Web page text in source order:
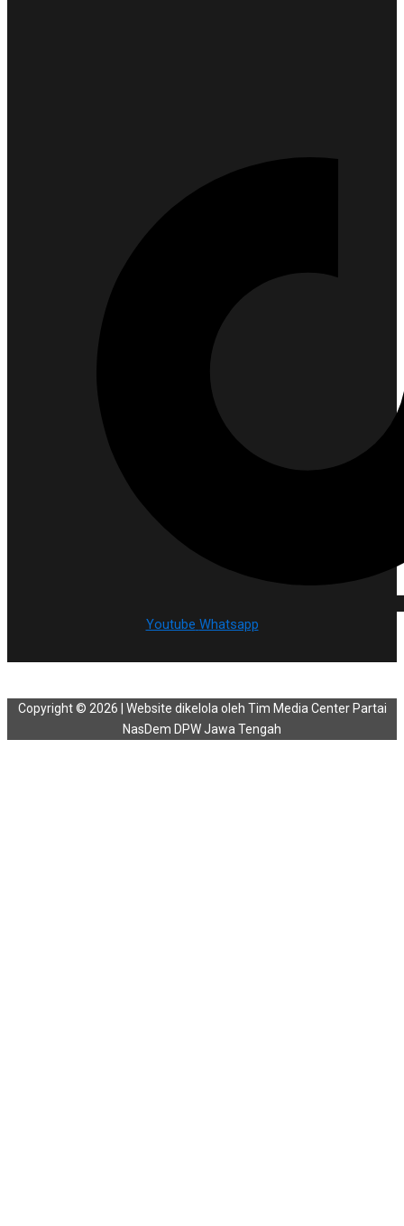
Youtube Whatsapp
Copyright © 2026 | Website dikelola oleh Tim Media Center Partai
NasDem DPW Jawa Tengah